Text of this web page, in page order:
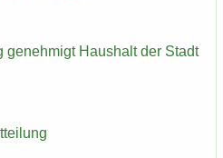
ge­neh­migt Haus­halt der Stadt